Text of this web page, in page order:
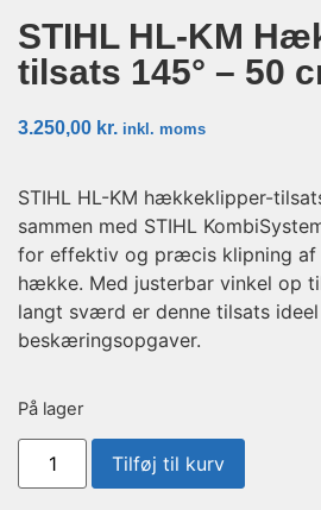
STIHL HL-KM
tilsats 145° – 50
3.250,00 kr. inkl. moms
STIHL HL-KM hækkeklipper-
sammen med STIHL
for effektiv og præcis klipning af
hække. Med justerbar vinkel op
langt sværd er denne tilsats
beskæringsopgaver.
På lager
Tilføj til kurv